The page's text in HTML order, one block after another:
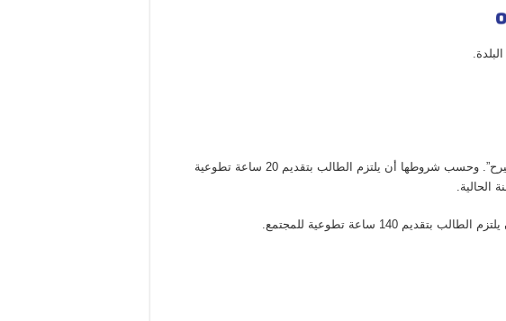
ويتم التقدم لها من قبل الطالب بالتوجه المباشر ل “بيرح”. وحسب شروطها أن يلتزم الطالب بتقديم 20 ساعة تطوعية
الحالية.
140 ساعة تطوعية للمجتمع.